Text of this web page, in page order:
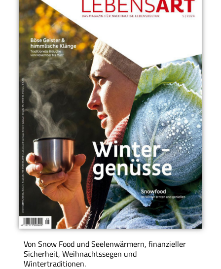
Von Snow Food und Seelenwärmern, finanzieller
Sicherheit, Weihnachtssegen und
Wintertraditionen.